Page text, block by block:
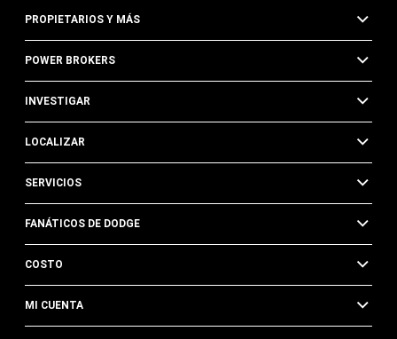
PROPIETARIOS Y MÁS
POWER BROKERS
INVESTIGAR
LOCALIZAR
SERVICIOS
FANÁTICOS DE DODGE
COSTO
MI CUENTA